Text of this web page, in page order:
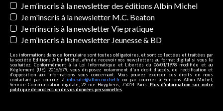
Newsletters
Je m’inscris à la newsletter des éditions Albin Michel
Je m'inscris à la newsletter M.C. Beaton
Je m’inscris à la newsletter Vie pratique
Je m’inscris à la newsletter Jeunesse & BD
Les informations dans ce formulaire sont toutes obligatoires, et sont collectées et traitées par
la société Editions Albin Michel, afin de recevoir nos newsletters au format digital si vous le
souhaitez. Conformément à la Loi Informatique et Libertés du 06/01/1978 modifiée et au
Règlement (UE) 2016/679, vous disposez notamment d'un droit d'accès, de rectification et
d’opposition aux informations vous concernant. Vous pouvez exercer ces droits en nous
contactant par courriel à info-site@albin-michel.fr ou par courrier à Editions Albin Michel,
Service Communication digitale, 22 rue Huyghens, 75014 Paris. Plus d’information sur notre
politique de protection de vos données personnelles